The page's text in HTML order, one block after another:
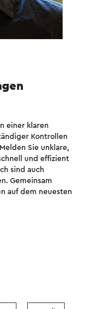
einer klaren
Kontrollen
Sie unklare,
und effizient
sind auch
Gemeinsam
auf dem neuesten